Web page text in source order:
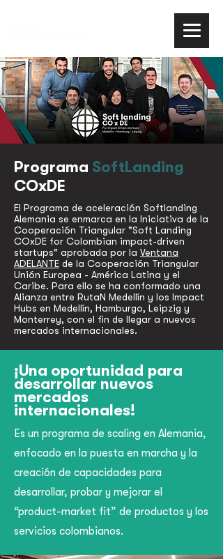
Programa SoftLanding
COxDE
El Programa de aceleración Softlanding
Alemania se enmarca en la Iniciativa de la
Cooperación Triangular "Soft Landing
COxDE for Colombian impact-driven
startups" aprobada por la Ventana
ADELANTE de la Cooperación Triangular
Unión Europea - América Latina y el
Caribe. Para ello se ha conformado una
Alianza entre RutaN Medellín y los Impact
Hubs en Medellín, Hamburgo, Leipzig y
Monterrey, con el fin de llegar a nuevos
mercados internacionales.
¡Una oportunidad para
desarrollar nuevos
mercados
internacionales!
Es un programa de scaling en Alemania,
enfocado en la puesta en marcha y la
creación de capacidades para
desarrollar, probar y mejorar el
“product-market fit” de productos y los
servicios colombianos.